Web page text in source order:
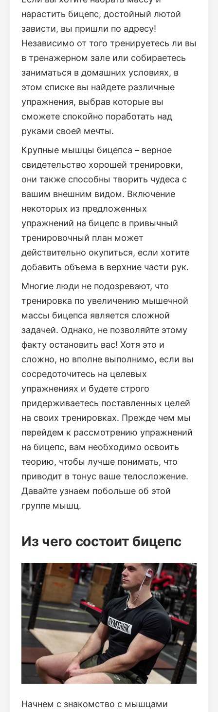
нарастить бицепс, достойный лютой
зависти, вы пришли по адресу!
Независимо от того тренируетесь ли вы
в тренажерном зале или собираетесь
заниматься в домашних условиях, в
этом списке вы найдете различные
упражнения, выбрав которые вы
сможете спокойно поработать над
руками своей мечты.
Крупные мышцы бицепса – верное
свидетельство хорошей тренировки,
они также способны творить чудеса с
вашим внешним видом. Включение
некоторых из предложенных
упражнений на бицепс в привычный
тренировочный план может
действительно окупиться, если хотите
добавить объема в верхние части рук.
Многие люди не подозревают, что
тренировка по увеличению мышечной
массы бицепса является сложной
задачей. Однако, не позволяйте этому
факту остановить вас! Хотя это и
сложно, но вполне выполнимо, если вы
сосредоточитесь на целевых
упражнениях и будете строго
придерживаетесь поставленных целей
на своих тренировках. Прежде чем мы
перейдем к рассмотрению упражнений
на бицепс, вам необходимо освоить
теорию, чтобы лучше понимать, что
приводит в тонус ваше телосложение.
Давайте узнаем побольше об этой
группе мышц.
Из чего состоит бицепс
Начнем с знакомство с мышцами